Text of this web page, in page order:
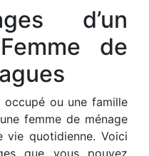
d’un
de
occupé ou une famille
femme de ménage
vie quotidienne. Voici
que vous pouvez